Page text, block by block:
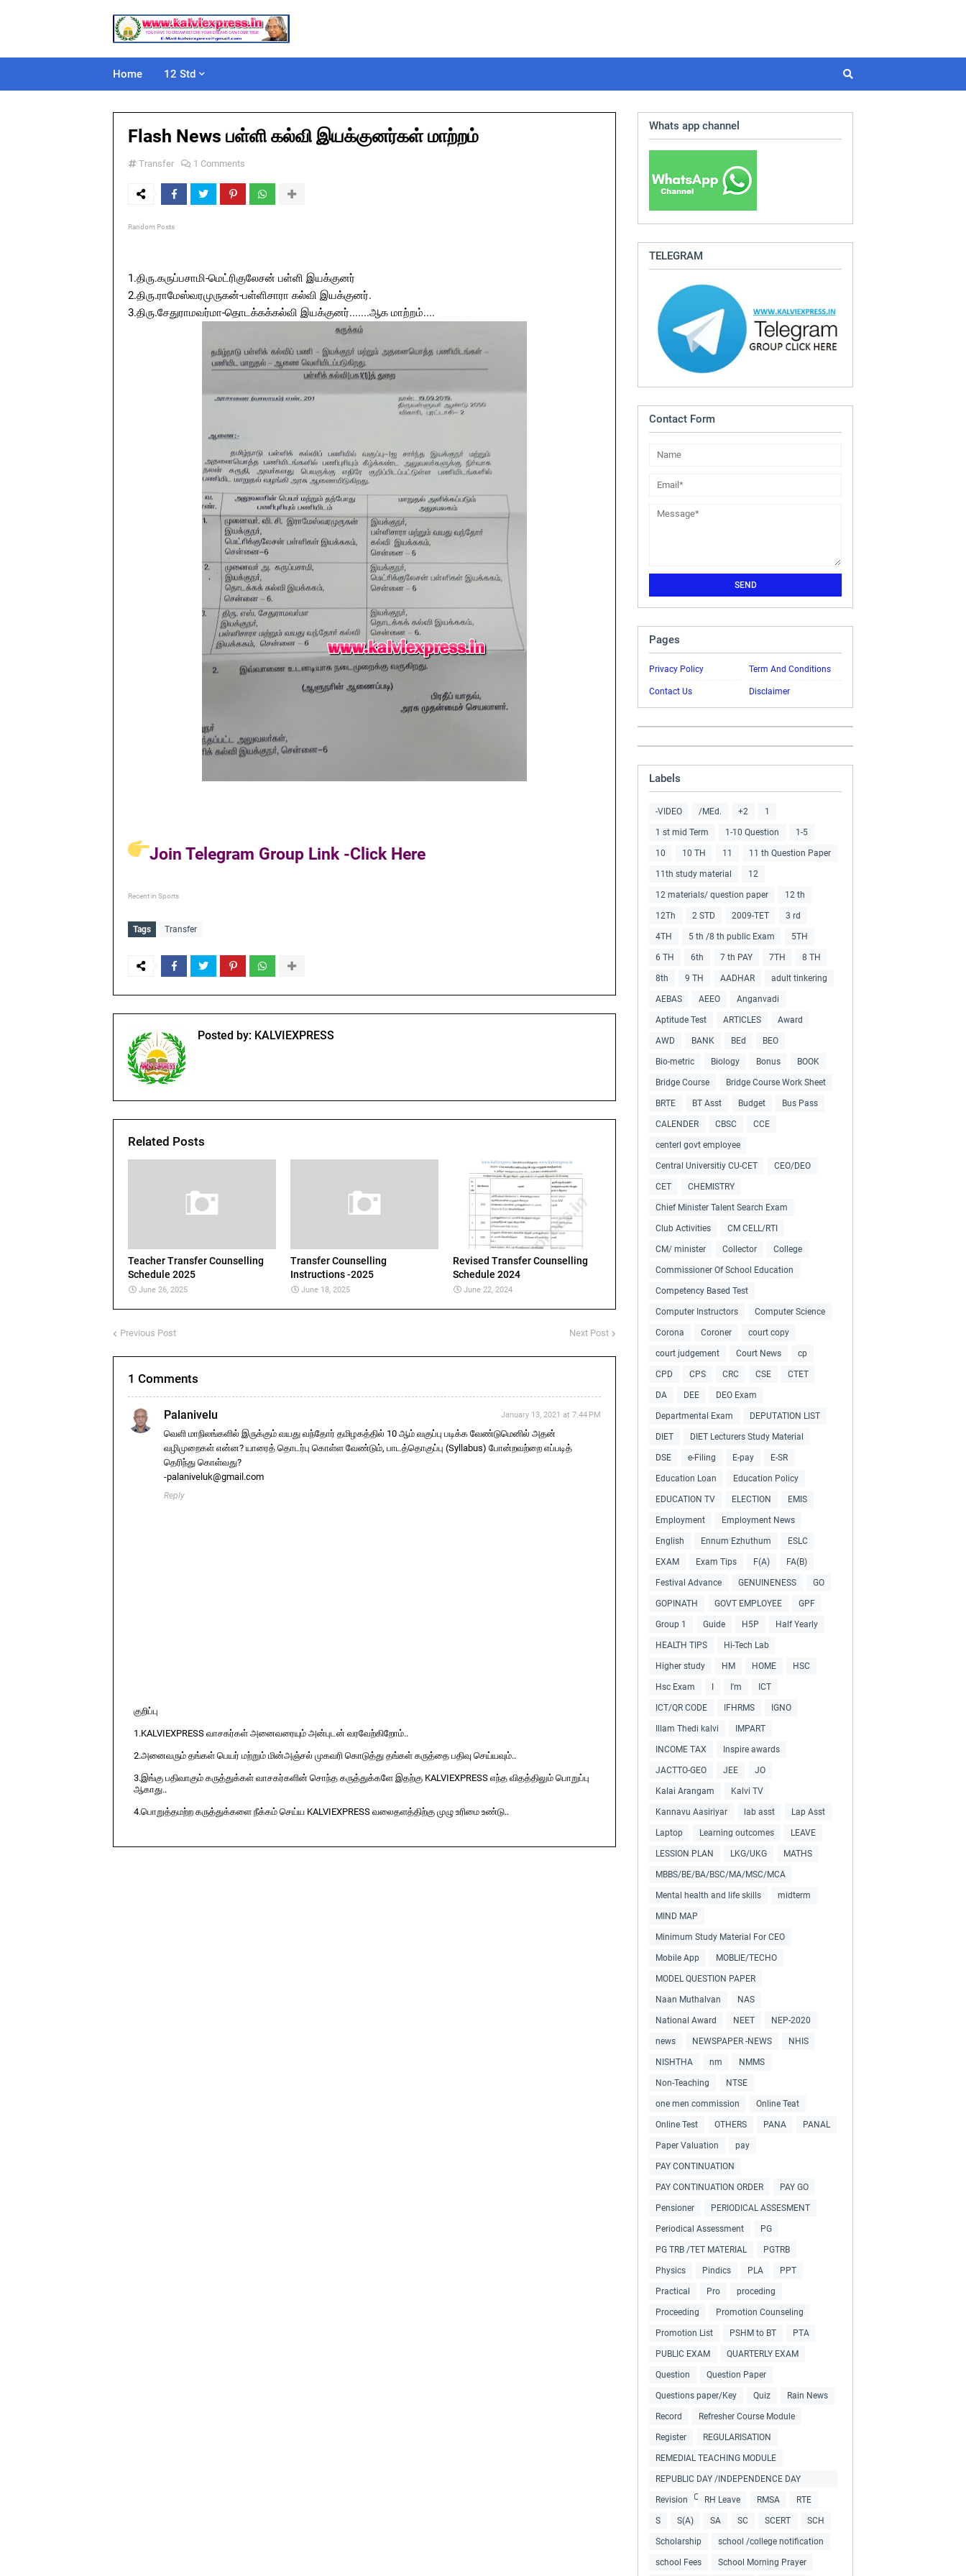
Home 12 Std
Flash News பள்ளி கல்வி இயக்குனர்கள் மாற்றம்
Transfer 1 Comments
Random Posts
1.திரு.கருப்பசாமி-மெட்ரிகுலேசன் பள்ளி இயக்குனர்
2.திரு.ராமேஸ்வரமுருகன்-பள்ளிசாரா கல்வி இயக்குனர்.
3.திரு.சேதுராமவர்மா-தொடக்கக்கல்வி இயக்குனர்.......ஆக மாற்றம்....
Join Telegram Group Link -Click Here
Recent in Sports
Tags Transfer
Posted by: KALVIEXPRESS
Related Posts
Teacher Transfer Counselling
Schedule 2025
June 26, 2025
Transfer Counselling
Instructions -2025
June 18, 2025
Revised Transfer Counselling
Schedule 2024
June 22, 2024
Previous Post Next Post
1 Comments
Palanivelu January 13, 2021 at 7:44 PM
வெளி மாநிலங்களில் இருக்கும் வயது வந்தோர் தமிழகத்தில் 10 ஆம் வகுப்பு படிக்க வேண்டுமெனில் அதன்
வழிமுறைகள் என்ன? யாரைத் தொடர்பு கொள்ள வேண்டும், பாடத்தொகுப்பு (Syllabus) போன்றவற்றை எப்படித்
தெரிந்து கொள்வது?
-palaniveluk@gmail.com
Reply
குறிப்பு
1.KALVIEXPRESS வாசகர்கள் அனைவரையும் அன்புடன் வரவேற்கிறோம்..
2.அனைவரும் தங்கள் பெயர் மற்றும் மின்அஞ்சல் முகவரி கொடுத்து தங்கள் கருத்தை பதிவு செய்யவும்..
3.இங்கு பதிவாகும் கருத்துக்கள் வாசகர்களின் சொந்த கருத்துக்களே இதற்கு KALVIEXPRESS எந்த விதத்திலும் பொறுப்பு
ஆகாது..
4.பொறுத்தமற்ற கருத்துக்களை நீக்கம் செய்ய KALVIEXPRESS வலைதளத்திற்கு முழு உரிமை உண்டு..
Whats app channel
TELEGRAM
Contact Form
Pages
Privacy Policy Term And Conditions
Contact Us Disclaimer
Labels
-VIDEO /MEd. +2 1
1 st mid Term 1-10 Question 1-5
10 10 TH 11 11 th Question Paper
11th study material 12
12 materials/ question paper 12 th
12Th 2 STD 2009-TET 3 rd
4TH 5 th /8 th public Exam 5TH
6 TH 6th 7 th PAY 7TH 8 TH
8th 9 TH AADHAR adult tinkering
AEBAS AEEO Anganvadi
Aptitude Test ARTICLES Award
AWD BANK BEd BEO
Bio-metric Biology Bonus BOOK
Bridge Course Bridge Course Work Sheet
BRTE BT Asst Budget Bus Pass
CALENDER CBSC CCE
centerl govt employee
Central Universitiy CU-CET CEO/DEO
CET CHEMISTRY
Chief Minister Talent Search Exam
Club Activities CM CELL/RTI
CM/ minister Collector College
Commissioner Of School Education
Competency Based Test
Computer Instructors Computer Science
Corona Coroner court copy
court judgement Court News cp
CPD CPS CRC CSE CTET
DA DEE DEO Exam
Departmental Exam DEPUTATION LIST
DIET DIET Lecturers Study Material
DSE e-Filing E-pay E-SR
Education Loan Education Policy
EDUCATION TV ELECTION EMIS
Employment Employment News
English Ennum Ezhuthum ESLC
EXAM Exam Tips F(A) FA(B)
Festival Advance GENUINENESS GO
GOPINATH GOVT EMPLOYEE GPF
Group 1 Guide H5P Half Yearly
HEALTH TIPS Hi-Tech Lab
Higher study HM HOME HSC
Hsc Exam I'm ICT
ICT/QR CODE IFHRMS IGNO
Illam Thedi kalvi IMPART
INCOME TAX Inspire awards
JACTTO-GEO JEE JO
Kalai Arangam Kalvi TV
Kannavu Aasiriyar lab asst Lap Asst
Laptop Learning outcomes LEAVE
LESSION PLAN LKG/UKG MATHS
MBBS/BE/BA/BSC/MA/MSC/MCA
Mental health and life skills midterm
MIND MAP
Minimum Study Material For CEO
Mobile App MOBLIE/TECHO
MODEL QUESTION PAPER
Naan Muthalvan NAS
National Award NEET NEP-2020
news NEWSPAPER -NEWS NHIS
NISHTHA nm NMMS
Non-Teaching NTSE
one men commission Online Teat
Online Test OTHERS PANA PANAL
Paper Valuation pay
PAY CONTINUATION
PAY CONTINUATION ORDER PAY GO
Pensioner PERIODICAL ASSESMENT
Periodical Assessment PG
PG TRB /TET MATERIAL PGTRB
Physics Pindics PLA PPT
Practical Pro proceding
Proceeding Promotion Counseling
Promotion List PSHM to BT PTA
PUBLIC EXAM QUARTERLY EXAM
Question Question Paper
Questions paper/Key Quiz Rain News
Record Refresher Course Module
Register REGULARISATION
REMEDIAL TEACHING MODULE
REPUBLIC DAY /INDEPENDENCE DAY
COLLECTIONS
Revision RH Leave RMSA RTE
S S(A) SA SC SCERT SCH
Scholarship school /college notification
school Fees School Morning Prayer